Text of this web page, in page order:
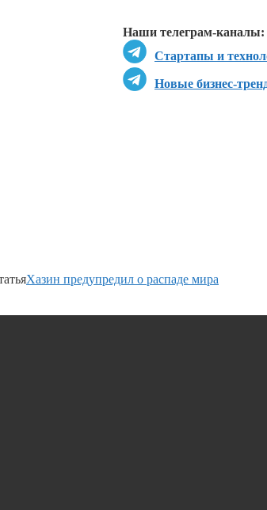
Наши телеграм-каналы:
Стартапы и
Новые бизнес-
Хазин предупредил о распаде мира